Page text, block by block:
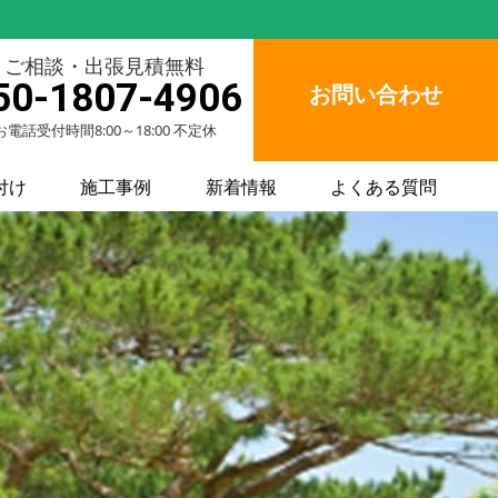
ご相談・出張見積無料
1807-4906
電話受付時間8:00～18:00 不定休
お問い合わせ
け 施工事例 新着情報 よくある質問